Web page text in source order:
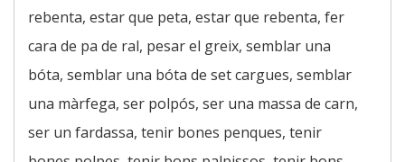
rebenta, estar que peta, estar que rebenta, fer
cara de pa de ral, pesar el greix, semblar una
bóta, semblar una bóta de set cargues, semblar
una màrfega, ser polpós, ser una massa de carn,
ser un fardassa, tenir bones penques, tenir